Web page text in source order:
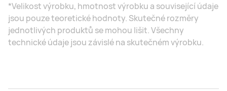
*Velikost výrobku, hmotnost výrobku a související údaje
jsou pouze teoretické hodnoty. Skutečné rozměry
jednotlivých produktů se mohou lišit. Všechny
technické údaje jsou závislé na skutečném výrobku.